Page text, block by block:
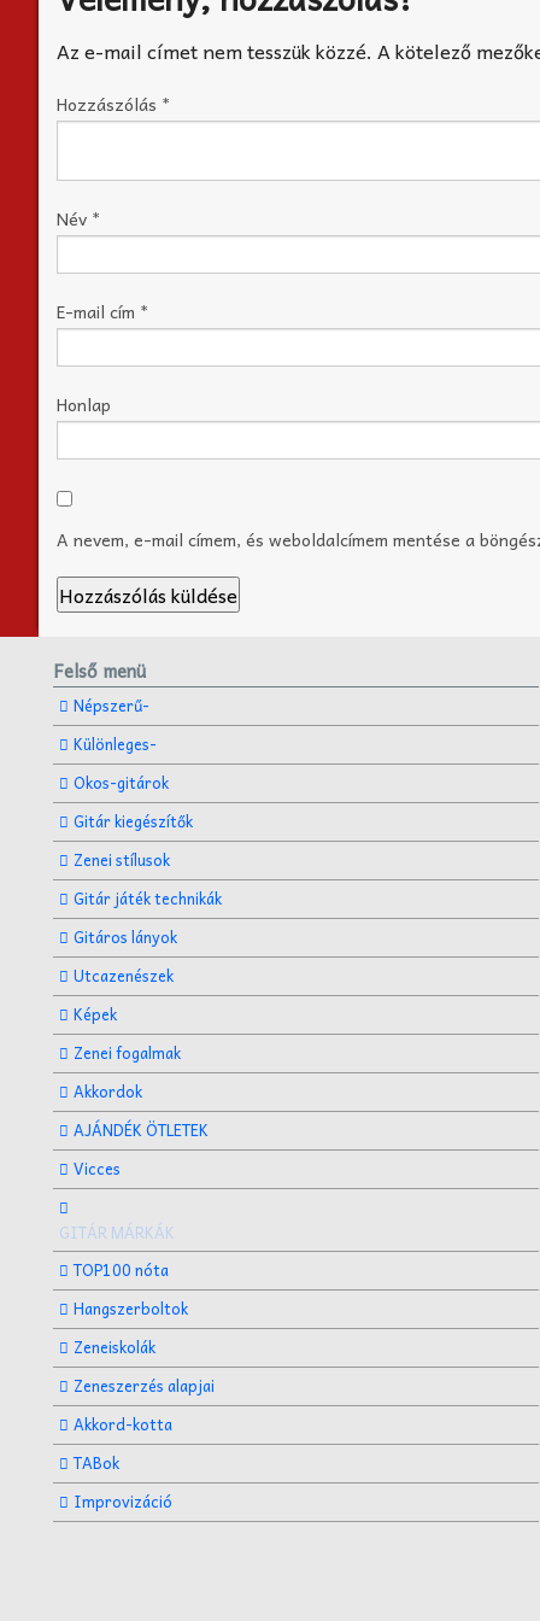
Az e-mail címet nem tesszük közzé. A kötelező
Hozzászólás *
Név *
E-mail cím *
Honlap
A nevem, e-mail címem, és weboldalcímem mentése a
Felső menü
Népszerű-
Különleges-
Okos-gitárok
Gitár kiegészítők
Zenei stílusok
Gitár játék technikák
Gitáros lányok
Utcazenészek
Képek
Zenei fogalmak
Akkordok
AJÁNDÉK ÖTLETEK
Vicces
GITÁR MÁRKÁK
TOP100 nóta
Hangszerboltok
Zeneiskolák
Zeneszerzés alapjai
Akkord-kotta
TABok
Improvizáció